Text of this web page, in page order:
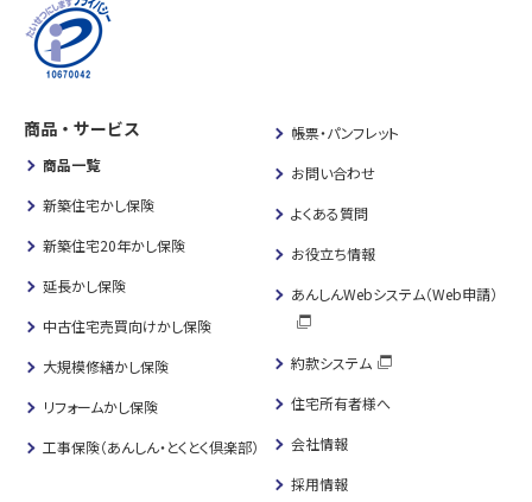
商品・サービス
商品一覧
新築住宅かし保険
新築住宅20年かし保険
延長かし保険
中古住宅売買向けかし保険
大規模修繕かし保険
リフォームかし保険
工事保険（あんしん・とくとく倶楽部）
帳票・パンフレット
お問い合わせ
よくある質問
お役立ち情報
あんしんWebシステム（Web申請）
約款システム
住宅所有者様へ
会社情報
採用情報